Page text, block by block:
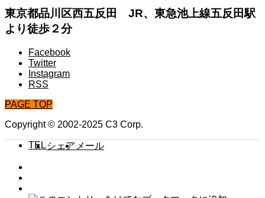
東京都品川区西五反田 JR、東急池上線五反田駅
より徒歩２分
Facebook
Twitter
Instagram
RSS
PAGE TOP
Copyright © 2002-2025 C3 Corp.
TEL シェア メール